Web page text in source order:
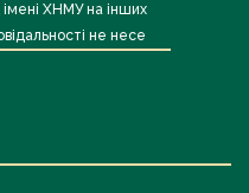
імені ХНМУ на інших
не несе